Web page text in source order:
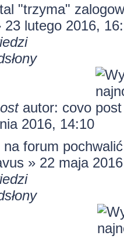
"trzyma"
lutego 2016,
autor: covo
2016, 14:10
forum
» 22 maja